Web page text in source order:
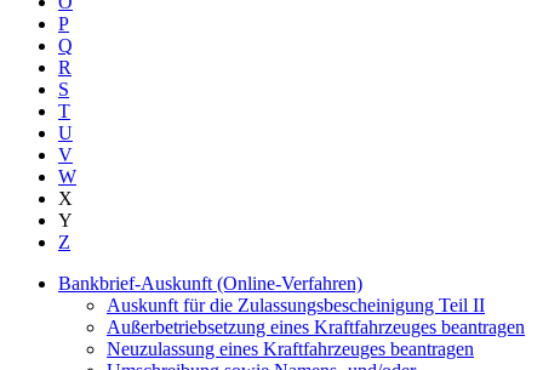
P
Q
R
S
T
U
V
W
X
Y
Z
Bankbrief-Auskunft (Online-Verfahren)
Auskunft für die Zulassungsbescheinigung Teil II
Außerbetriebsetzung eines Kraftfahrzeuges beantragen
Neuzulassung eines Kraftfahrzeuges beantragen